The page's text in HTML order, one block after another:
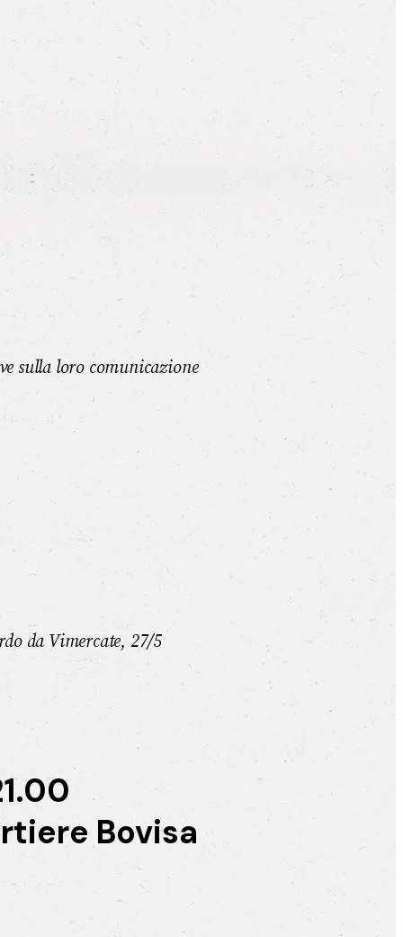
sulla loro comunicazione
da Vimercate, 27/5
Bovisa